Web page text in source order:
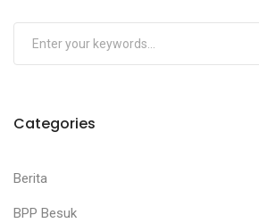
Categories
Berita
BPP Besuk